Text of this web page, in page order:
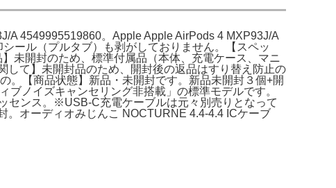
A 4549995519860。Apple Apple AirPods 4 MXP93J/A
ール（プルタブ）も剥がしておりません。【スペッ
未開封のため、標準付属品（本体、充電ケース、マニ
して】未開封品のため、開封後の返品はすり替え防止の
。【商品状態】新品・未開封です。新品未開封３個+開
ノイズキャンセリング非搭載」の標準モデルです。
センス。※USB-C充電ケーブルは元々別売りとなって
。オーディオみじんこ NOCTURNE 4.4-4.4 ICケーブ